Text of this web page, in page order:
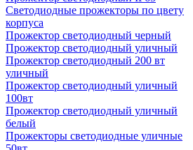
Светодиодные прожекторы по цвету
корпуса
Прожектор светодиодный черный
Прожектор светодиодный уличный
Прожектор светодиодный 200 вт
уличный
Прожектор светодиодный уличный
100вт
Прожектор светодиодный уличный
белый
Прожекторы светодиодные уличные